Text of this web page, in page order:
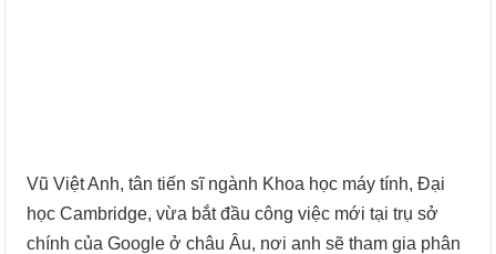
Vũ Việt Anh, tân tiến sĩ ngành Khoa học máy tính, Đại
học Cambridge, vừa bắt đầu công việc mới tại trụ sở
chính của Google ở châu Âu, nơi anh sẽ tham gia phân